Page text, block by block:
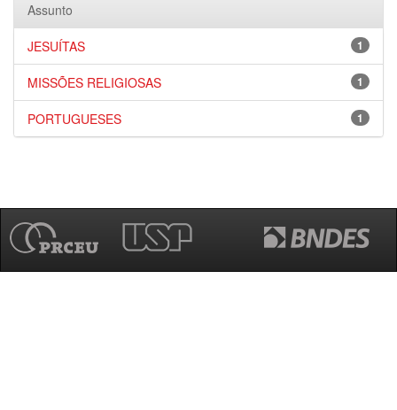
Assunto
1
JESUÍTAS
1
MISSÕES RELIGIOSAS
1
PORTUGUESES